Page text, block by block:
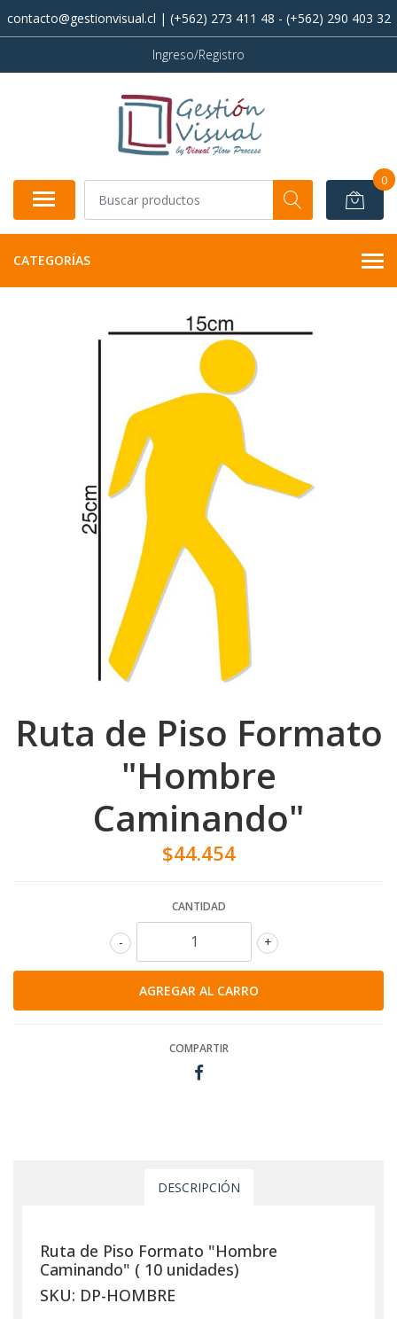
contacto@gestionvisual.cl | (+562) 273 411 48 - (+562) 290 403 32
Ingreso/Registro
0
CATEGORÍAS
Ruta de Piso Formato
"Hombre
Caminando"
$44.454
CANTIDAD
+
-
COMPARTIR
DESCRIPCIÓN
Ruta de Piso Formato "Hombre
Caminando" ( 10 unidades)
SKU: DP-HOMBRE